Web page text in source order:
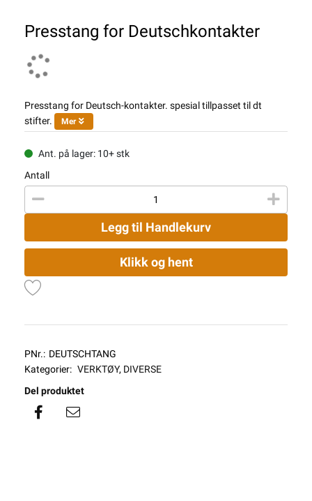
Presstang for Deutschkontakter
Presstang for Deutsch-kontakter. spesial tillpasset til dt
stifter.
Mer
Ant. på lager: 10+ stk
Antall
Legg til Handlekurv
Klikk og hent
PNr.: DEUTSCHTANG
Kategorier: VERKTØY, DIVERSE
Del produktet